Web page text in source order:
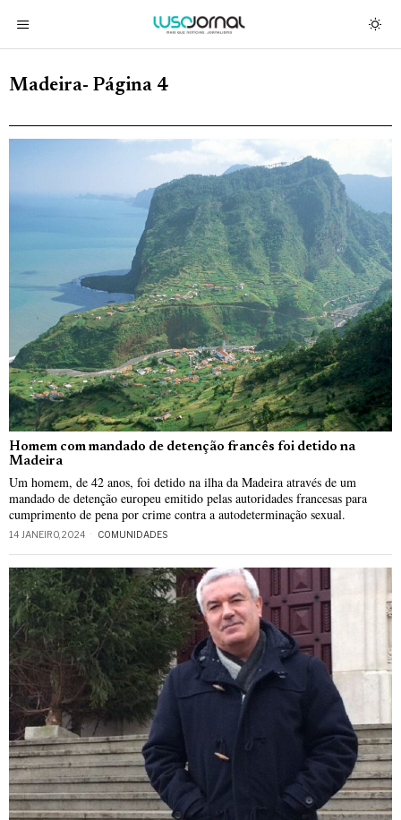
Madeira- Página 4
Homem com mandado de detenção francês foi detido na
Madeira
Um homem, de 42 anos, foi detido na ilha da Madeira através de um
mandado de detenção europeu emitido pelas autoridades francesas para
cumprimento de pena por crime contra a autodeterminação sexual.
14 JANEIRO, 2024 COMUNIDADES